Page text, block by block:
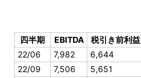
四半期 EBITDA 税引き前利益
22/06
7,982 6,644
22/09
7,506 5,651